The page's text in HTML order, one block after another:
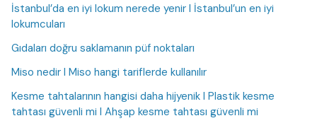
İstanbul’da en iyi lokum nerede yenir I İstanbul’un en iyi
lokumcuları
Gıdaları doğru saklamanın püf noktaları
Miso nedir I Miso hangi tariflerde kullanılır
Kesme tahtalarının hangisi daha hijyenik I Plastik kesme
tahtası güvenli mi I Ahşap kesme tahtası güvenli mi